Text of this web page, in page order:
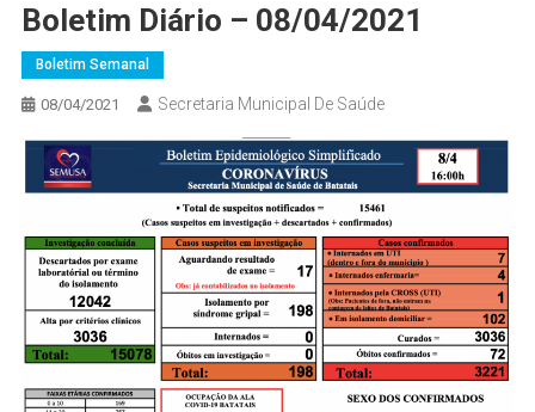
Boletim Diário – 08/04/2021
Boletim Semanal
08/04/2021 Secretaria Municipal De Saúde